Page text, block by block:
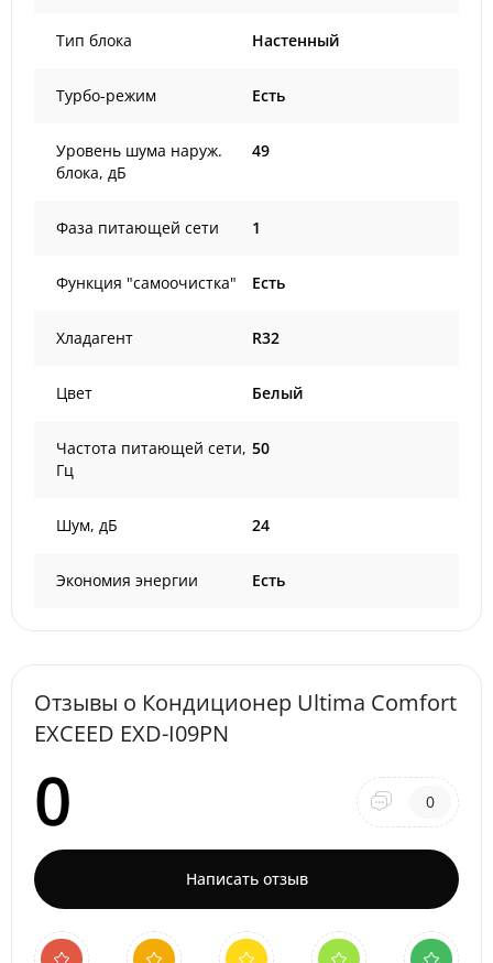
Тип блока Настенный
Турбо-режим Есть
Уровень шума наруж.
блока, дБ
49
Фаза питающей сети 1
Функция "самоочистка" Есть
Хладагент R32
Цвет Белый
Частота питающей сети,
Гц
50
Шум, дБ 24
Экономия энергии Есть
Отзывы о Кондиционер Ultima Comfort
EXCEED EXD-I09PN
0 0
Написать отзыв